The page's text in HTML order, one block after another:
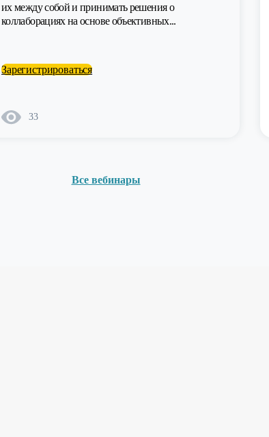
их между собой и принимать решения о
коллаборациях на основе объективных...
Зарегистрироваться
33
Все вебинары